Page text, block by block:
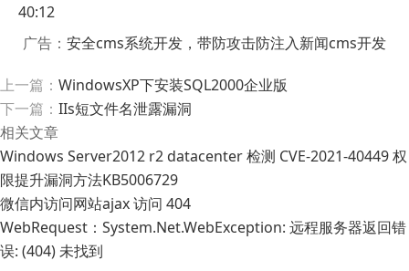
40:12
广告： 安全cms系统开发，带防攻击防注入新闻cms开发
上一篇： WindowsXP下安装SQL2000企业版
下一篇： IIs短文件名泄露漏洞
相关文章
Windows Server2012 r2 datacenter 检测 CVE-2021-40449 权
限提升漏洞方法KB5006729
微信内访问网站ajax 访问 404
WebRequest：System.Net.WebException: 远程服务器返回错
误: (404) 未找到